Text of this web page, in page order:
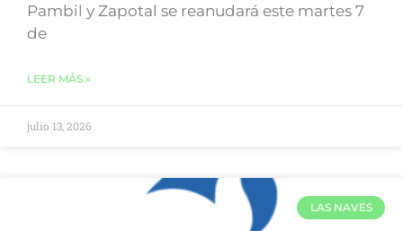
Pambil y Zapotal se reanudará este martes 7
de
LEER MÁS »
julio 13, 2026
LAS NAVES